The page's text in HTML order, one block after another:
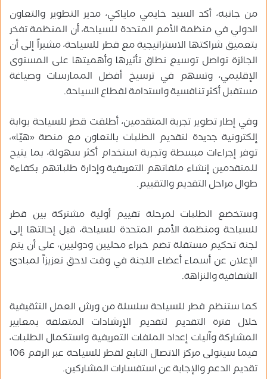
من جانبه، أكد السيد خايمي ماياكي، مدير التطوير والتعاون
الدولي في منظمة الأمم المتحدة للسياحة، أن المنظمة تفخر
بتعميق شراكتها الاستراتيجية مع قطر للسياحة، مشيراً إلى أن
الجائزة تواصل توسيع نطاق تأثيرها وأهميتها على المستوى
الإقليمي، وتسهم في ترسيخ أفضل الممارسات وصياغة
مستقبل أكثر تنافسية واستدامة لقطاع السياحة.
وفي إطار تطوير تجربة المتقدمين، أطلقت قطر للسياحة بوابة
إلكترونية جديدة لتقديم الطلبات بالتعاون مع منصة «هيّا»،
توفر إجراءات مبسطة وتجربة استخدام أكثر سهولة، بما يتيح
للمتقدمين إنشاء ملفاتهم التعريفية وإدارة طلباتهم بكفاءة
طوال مراحل التقديم والتقييم.
وستخضع الطلبات لمرحلة تقييم أولية مشتركة بين قطر
للسياحة ومنظمة الأمم المتحدة للسياحة، قبل إحالتها إلى
لجنة تحكيم مستقلة تضم خبراء محليين ودوليين، على أن يتم
الإعلان عن أسماء أعضاء اللجنة في وقت لاحق تعزيزاً لمبادئ
الشفافية والنزاهة.
كما ستنظم قطر للسياحة سلسلة من ورش العمل التثقيفية
خلال فترة التقديم لتقديم الإرشادات المتعلقة بمعايير
المشاركة وآليات إعداد الملفات التعريفية واستكمال الطلبات،
فيما سيتولى مركز الاتصال التابع لقطر للسياحة عبر الرقم 106
تقديم الدعم والإجابة عن استفسارات المشاركين.